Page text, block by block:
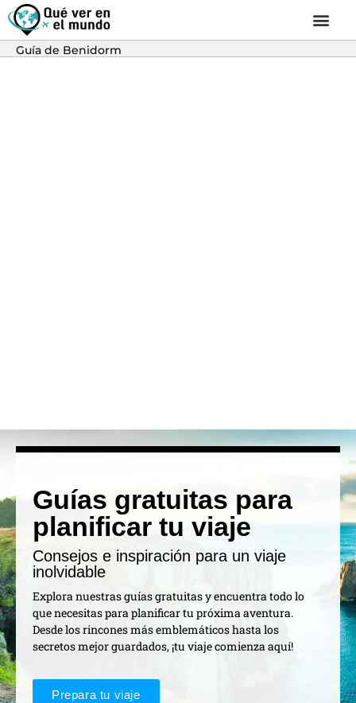
Guía de Benidorm
Guías gratuitas para
planificar tu viaje
Consejos e inspiración para un viaje
inolvidable
Explora nuestras guías gratuitas y encuentra todo lo
que necesitas para planificar tu próxima aventura.
Desde los rincones más emblemáticos hasta los
secretos mejor guardados, ¡tu viaje comienza aquí!
Prepara tu viaje